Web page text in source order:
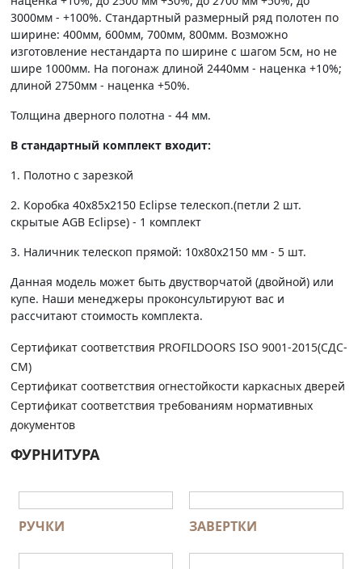
3000мм - +100%. Стандартный размерный ряд полотен по
ширине: 400мм, 600мм, 700мм, 800мм. Возможно
изготовление нестандарта по ширине с шагом 5см, но не
шире 1000мм. На погонаж длиной 2440мм - наценка +10%;
длиной 2750мм - наценка +50%.
Толщина дверного полотна - 44 мм.
В стандартный комплект входит:
1. Полотно c зарезкой
2. Коробка 40х85х2150 Eclipse телескоп.(петли 2 шт.
скрытые AGB Eclipse) - 1 комплект
3. Наличник телескоп прямой: 10х80х2150 мм - 5 шт.
Данная модель может быть двустворчатой (двойной) или
купе. Наши менеджеры проконсультируют вас и
рассчитают стоимость комплекта.
Сертификат соответствия PROFILDOORS ISO 9001-2015(СДС-
СМ)
Сертификат соответствия огнестойкости каркасных дверей
Сертификат соответствия требованиям нормативных
документов
ФУРНИТУРА
РУЧКИ ЗАВЕРТКИ